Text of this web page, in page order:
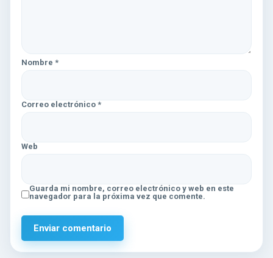
Nombre *
Correo electrónico *
Web
Guarda mi nombre, correo electrónico y web en este
navegador para la próxima vez que comente.